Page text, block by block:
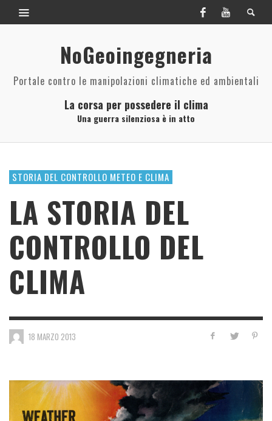
NoGeoingegneria
Portale contro le manipolazioni climatiche ed ambientali
La corsa per possedere il clima
Una guerra silenziosa è in atto
STORIA DEL CONTROLLO METEO E CLIMA
LA STORIA DEL
CONTROLLO DEL
CLIMA
18 MARZO 2013